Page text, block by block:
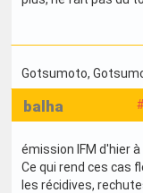
Gotsumoto,
balha
émission IFM d'hier
Ce qui rend ces cas
les récidives,